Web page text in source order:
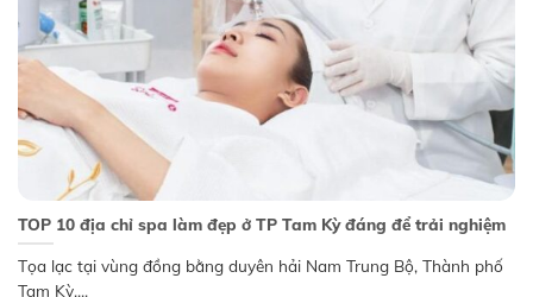
TOP 10 địa chỉ spa làm đẹp ở TP Tam Kỳ đáng để trải nghiệm
Tọa lạc tại vùng đồng bằng duyên hải Nam Trung Bộ, Thành phố
Tam Kỳ,...